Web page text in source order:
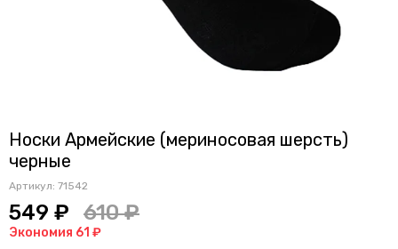
Носки Армейские (мериносовая шерсть)
черные
Артикул: 71542
549 ₽ 610 ₽
Экономия 61 ₽